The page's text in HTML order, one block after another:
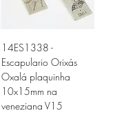
14ES1338 -
Escapulario Orixás
Oxalá plaquinha
10x15mm na
veneziana V15